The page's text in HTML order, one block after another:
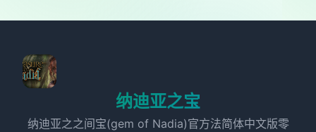
纳迪亚之宝
纳迪亚之之间宝(gem of Nadia)官方法简体中文版零